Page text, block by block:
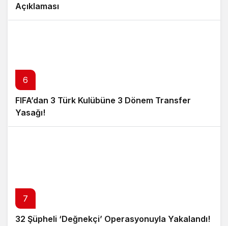
Açıklaması
6
FIFA’dan 3 Türk Kulübüne 3 Dönem Transfer
Yasağı!
7
32 Şüpheli ‘Değnekçi’ Operasyonuyla Yakalandı!